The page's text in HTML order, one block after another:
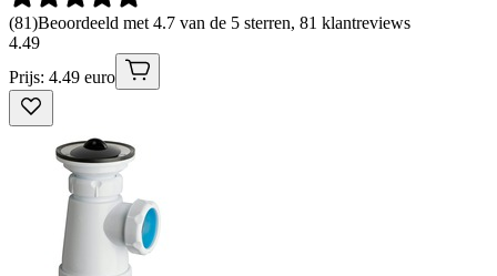
(81)Beoordeeld met 4.7 van de 5 sterren, 81 klantreviews
4.49
Prijs: 4.49 euro